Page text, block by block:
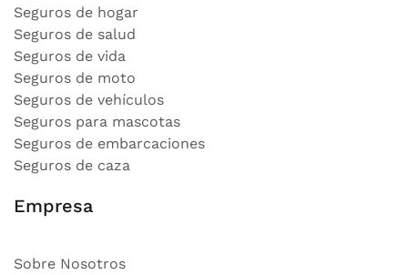
Seguros de hogar
Seguros de salud
Seguros de vida
Seguros de moto
Seguros de vehículos
Seguros para mascotas
Seguros de embarcaciones
Seguros de caza
Empresa
Sobre Nosotros